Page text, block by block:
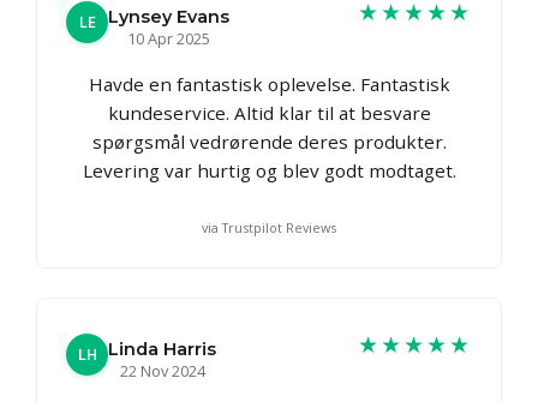
LE
Lynsey Evans
10 Apr 2025
★★★★★
Havde en fantastisk oplevelse. Fantastisk
kundeservice. Altid klar til at besvare
spørgsmål vedrørende deres produkter.
Levering var hurtig og blev godt modtaget.
via Trustpilot Reviews
LH
Linda Harris
22 Nov 2024
★★★★★